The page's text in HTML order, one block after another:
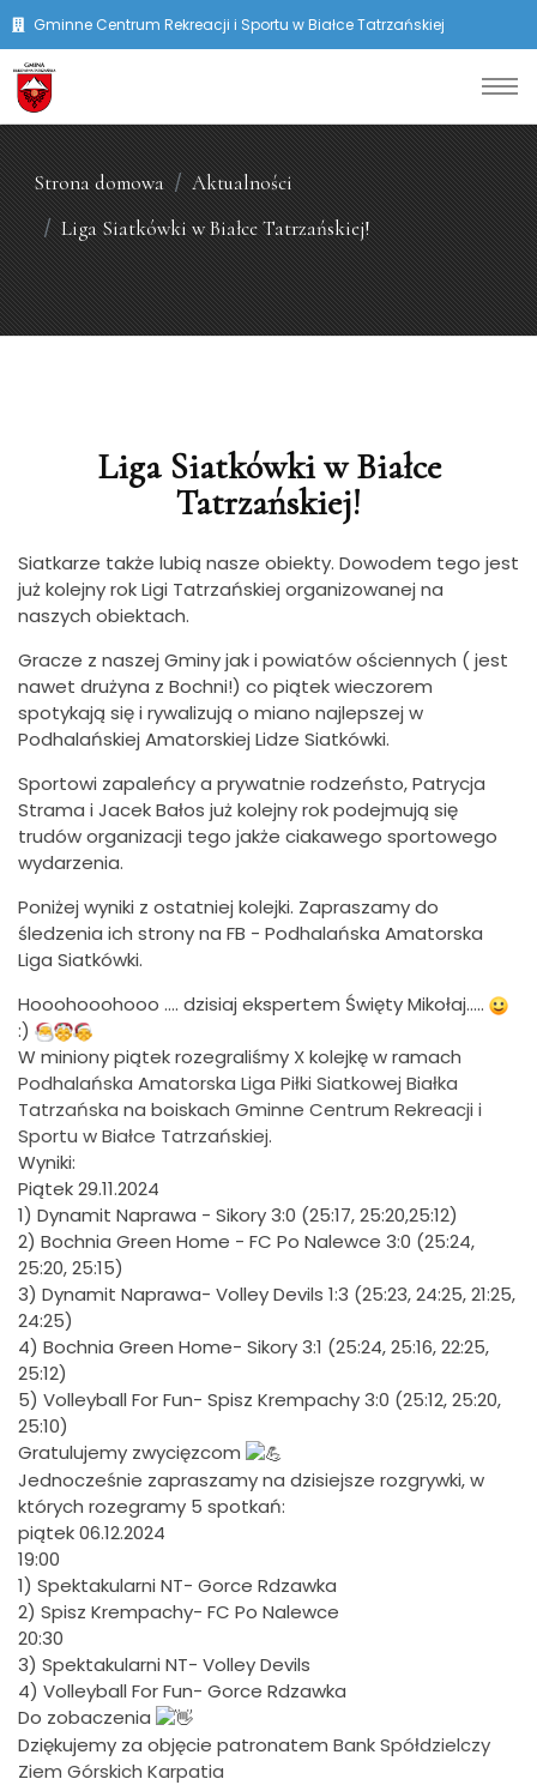
Gminne Centrum Rekreacji i Sportu w Białce Tatrzańskiej
Strona domowa
Aktualności
Liga Siatkówki w Białce Tatrzańskiej!
Liga Siatkówki w Białce
Tatrzańskiej!
Siatkarze także lubią nasze obiekty. Dowodem tego jest
już kolejny rok Ligi Tatrzańskiej organizowanej na
naszych obiektach.
Gracze z naszej Gminy jak i powiatów ościennych ( jest
nawet drużyna z Bochni!) co piątek wieczorem
spotykają się i rywalizują o miano najlepszej w
Podhalańskiej Amatorskiej Lidze Siatkówki.
Sportowi zapaleńcy a prywatnie rodzeństo, Patrycja
Strama i Jacek Bałos już kolejny rok podejmują się
trudów organizacji tego jakże ciakawego sportowego
wydarzenia.
Poniżej wyniki z ostatniej kolejki. Zapraszamy do
śledzenia ich strony na FB - Podhalańska Amatorska
Liga Siatkówki.
Hooohooohooo .... dzisiaj ekspertem Święty Mikołaj.....
:)
W miniony piątek rozegraliśmy X kolejkę w ramach
Podhalańska Amatorska Liga Piłki Siatkowej Białka
Tatrzańska na boiskach Gminne Centrum Rekreacji i
Sportu w Białce Tatrzańskiej.
Wyniki:
Piątek 29.11.2024
1) Dynamit Naprawa - Sikory 3:0 (25:17, 25:20,25:12)
2) Bochnia Green Home - FC Po Nalewce 3:0 (25:24,
25:20, 25:15)
3) Dynamit Naprawa- Volley Devils 1:3 (25:23, 24:25, 21:25,
24:25)
4) Bochnia Green Home- Sikory 3:1 (25:24, 25:16, 22:25,
25:12)
5) Volleyball For Fun- Spisz Krempachy 3:0 (25:12, 25:20,
25:10)
Gratulujemy zwycięzcom
Jednocześnie zapraszamy na dzisiejsze rozgrywki, w
których rozegramy 5 spotkań:
piątek 06.12.2024
19:00
1) Spektakularni NT- Gorce Rdzawka
2) Spisz Krempachy- FC Po Nalewce
20:30
3) Spektakularni NT- Volley Devils
4) Volleyball For Fun- Gorce Rdzawka
Do zobaczenia
Dziękujemy za objęcie patronatem Bank Spółdzielczy
Ziem Górskich Karpatia